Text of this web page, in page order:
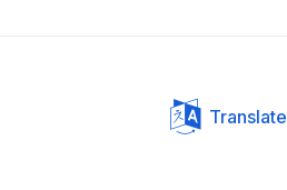
Translate